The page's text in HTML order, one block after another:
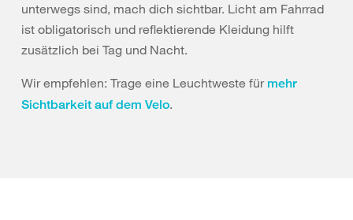
unterwegs sind, mach dich sichtbar. Licht am Fahrrad
ist obligatorisch und reflektierende Kleidung hilft
zusätzlich bei Tag und Nacht.
Wir empfehlen: Trage eine Leuchtweste für mehr
Sichtbarkeit auf dem Velo.